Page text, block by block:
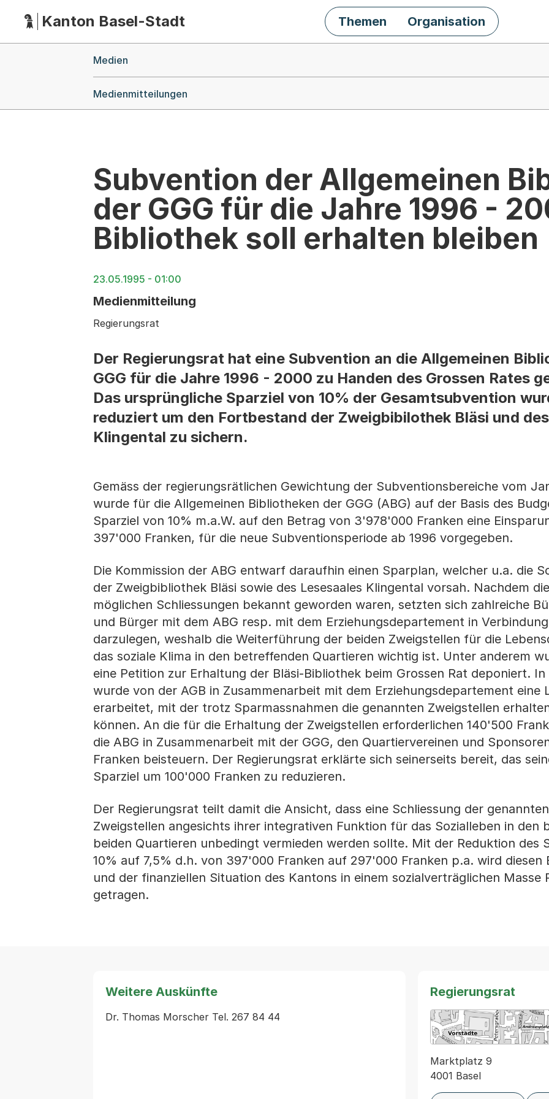
HauptnavigationKanton Basel-Stadt Themen Organisation
Medien
Medienmitteilungen
Subvention der Allgemeinen
der GGG für die Jahre 1996 -
Bibliothek soll erhalten bleiben
23.05.1995 - 01:00
Medienmitteilung
Regierungsrat
Der Regierungsrat hat eine Subvention an die Allgemeinen
GGG für die Jahre 1996 - 2000 zu Handen des Grossen Rates
Das ursprüngliche Sparziel von 10% der Gesamtsubvention
reduziert um den Fortbestand der Zweigbibilothek Bläsi und
Klingental zu sichern.
Gemäss der regierungsrätlichen Gewichtung der Subventionsbereiche vom
wurde für die Allgemeinen Bibliotheken der GGG (ABG) auf der Basis des
Sparziel von 10% m.a.W. auf den Betrag von 3'978'000 Franken eine
397'000 Franken, für die neue Subventionsperiode ab 1996 vorgegeben.
Die Kommission der ABG entwarf daraufhin einen Sparplan, welcher u.a. die
der Zweigbibliothek Bläsi sowie des Lesesaales Klingental vorsah. Nachdem
möglichen Schliessungen bekannt geworden waren, setzten sich zahlreiche
und Bürger mit dem ABG resp. mit dem Erziehungsdepartement in
darzulegen, weshalb die Weiterführung der beiden Zweigstellen für die
das soziale Klima in den betreffenden Quartieren wichtig ist. Unter anderem
eine Petition zur Erhaltung der Bläsi-Bibliothek beim Grossen Rat deponiert. In
wurde von der AGB in Zusammenarbeit mit dem Erziehungsdepartement eine
erarbeitet, mit der trotz Sparmassnahmen die genannten Zweigstellen
können. An die für die Erhaltung der Zweigstellen erforderlichen 140'500
die ABG in Zusammenarbeit mit der GGG, den Quartiervereinen und
Franken beisteuern. Der Regierungsrat erklärte sich seinerseits bereit, das
Sparziel um 100'000 Franken zu reduzieren.
Der Regierungsrat teilt damit die Ansicht, dass eine Schliessung der genannten
Zweigstellen angesichts ihrer integrativen Funktion für das Sozialleben in den
beiden Quartieren unbedingt vermieden werden sollte. Mit der Reduktion des
10% auf 7,5% d.h. von 397'000 Franken auf 297'000 Franken p.a. wird diesen
und der finanziellen Situation des Kantons in einem sozialverträglichen Masse
getragen.
Weitere Auskünfte
Dr. Thomas Morscher Tel. 267 84 44
Regierungsrat
Marktplatz 9
4001 Basel